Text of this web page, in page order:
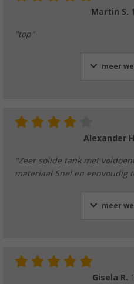
Martin S.
"top"
meer
Alexander
"Zeer solide tank met
materiaal Snel en eenvoudig
meer
Gisela R.